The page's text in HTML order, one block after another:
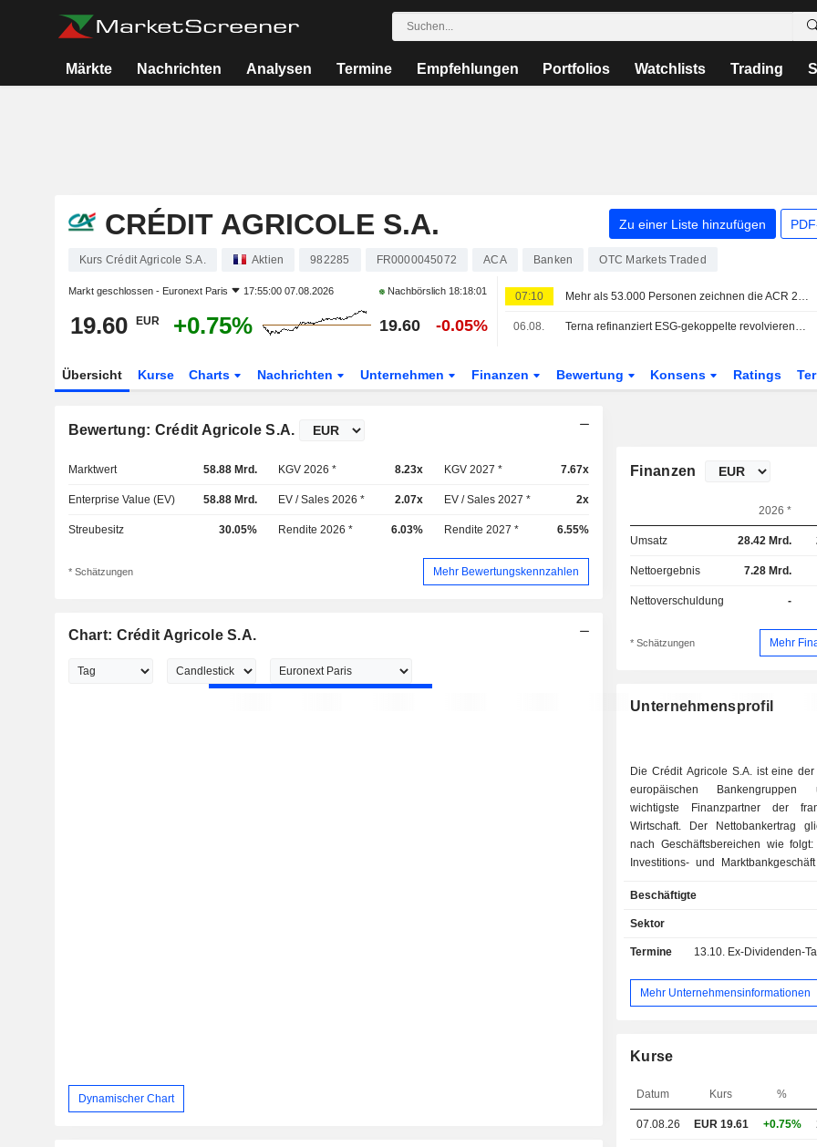
Märkte Nachrichten Analysen Termine Empfehlungen Portfolios Watchlists Trading
CRÉDIT AGRICOLE S.A. Zu einer Liste hinzufügen
Kurs Crédit Agricole S.A. Aktien 982285 FR0000045072 ACA Banken OTC Markets Traded
Markt geschlossen - Euronext Paris 17:55:00 07.08.2026 Nachbörslich 18:18:01
19.60 EUR +0.75% 19.60 -0.05%
07:10 Mehr als 53.000 Personen zeichnen die ACR 2026 von Crédit Agricole
06.08. Terna refinanziert ESG-gekoppelte revolvierende Kreditlinie über EUR2,26 Mrd.
Übersicht Kurse Charts Nachrichten Unternehmen Finanzen Bewertung Konsens Ratings
Bewertung: Crédit Agricole S.A.
Marktwert 58.88 Mrd. KGV 2026 * 8.23x KGV 2027 * 7.67x
Enterprise Value (EV) 58.88 Mrd. EV / Sales 2026 * 2.07x EV / Sales 2027 * 2x
Streubesitz 30.05% Rendite 2026 * 6.03% Rendite 2027 * 6.55%
* Schätzungen Mehr Bewertungskennzahlen
Chart: Crédit Agricole S.A.
Dynamischer Chart
Finanzen
2026 *
Umsatz 28.42 Mrd.
Nettoergebnis 7.28 Mrd.
Nettoverschuldung -
* Schätzungen Mehr
Unternehmensprofil
Die Crédit Agricole S.A. ist eine der
europäischen
wichtigste Finanzpartner der
Wirtschaft. Der Nettobankertrag
nach Geschäftsbereichen wie folgt: -
Investitions- und
Bankfinanzierungsaktivitäten
Akquisitionen, Projekten,
Wertpapiergeschäfte, Beratung
Vermögensverwaltung,
Private Banking (28,2
Darüber hinaus ist die Gruppe in
vertreten (was sie zum größten
Bankennetzwerk macht); - Spezialisierte
Beschäftigte
Sektor
Termine 13.10. Ex-Dividenden-Tag -
Mehr Unternehmensinformationen
Kurse
Datum Kurs %
07.08.26 EUR 19.61 +0.75%